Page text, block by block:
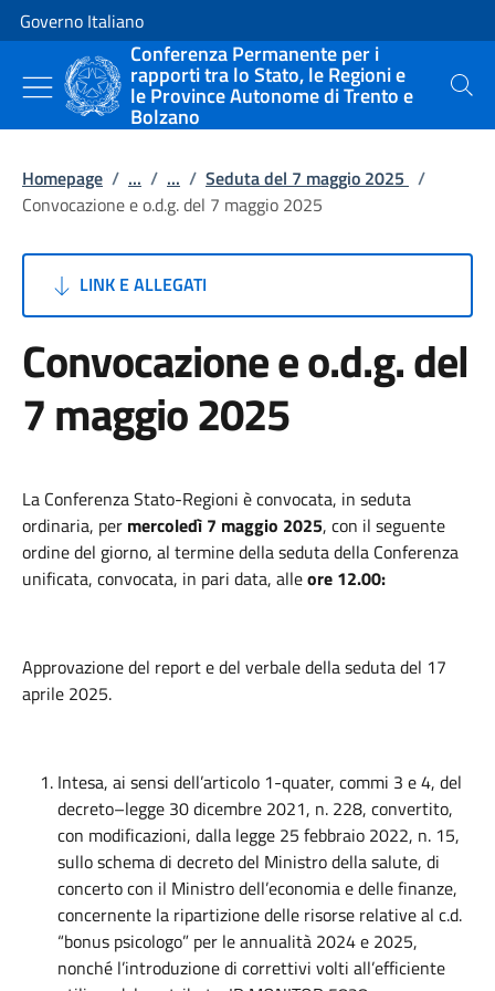
Vai al contenuto
Vai alla navigazione del sito
Governo Italiano
Conferenza Permanente per i
rapporti tra lo Stato, le Regioni e
le Province Autonome di Trento e
Bolzano
Cerca
Homepage / ... / ... / Seduta del 7 maggio 2025 /
Convocazione e o.d.g. del 7 maggio 2025
LINK E ALLEGATI
Convocazione e o.d.g. del
7 maggio 2025
La Conferenza Stato-Regioni è convocata, in seduta
ordinaria, per mercoledì 7 maggio 2025, con il seguente
ordine del giorno, al termine della seduta della Conferenza
unificata, convocata, in pari data, alleore 12.00:
Approvazione del report e del verbale della seduta del 17
aprile 2025.
Intesa, ai sensi dell’articolo 1-quater, commi 3 e 4, del
decreto–legge 30 dicembre 2021, n. 228, convertito,
con modificazioni, dalla legge 25 febbraio 2022, n. 15,
sullo schema di decreto del Ministro della salute, di
concerto con il Ministro dell’economia e delle finanze,
concernente la ripartizione delle risorse relative al c.d.
“bonus psicologo” per le annualità 2024 e 2025,
nonché l’introduzione di correttivi volti all’efficiente